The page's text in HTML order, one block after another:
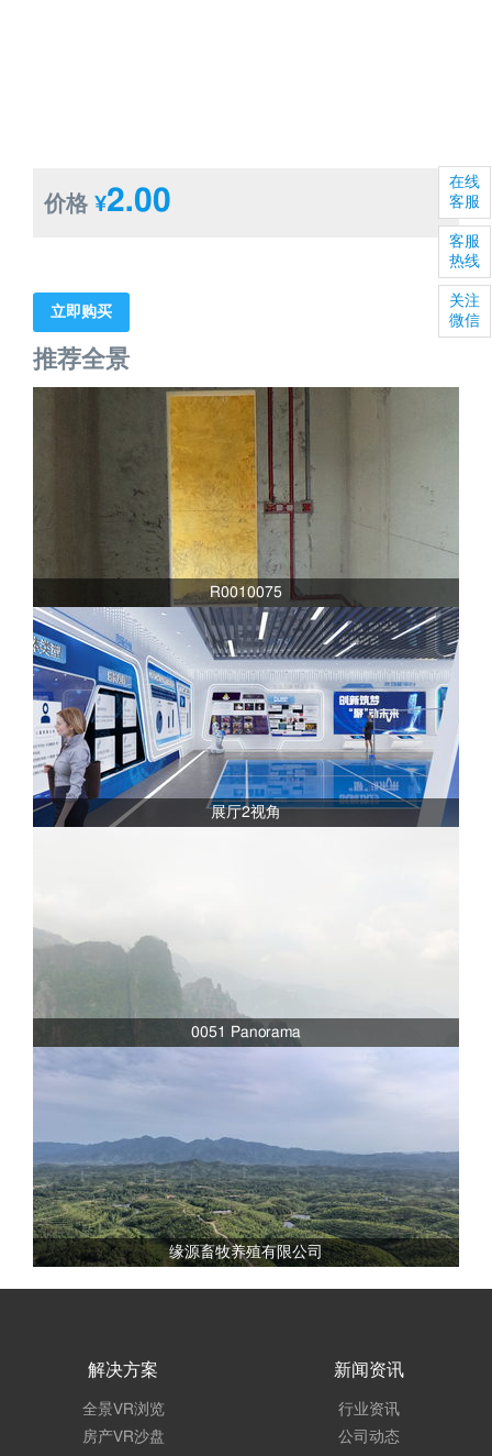
价格 ¥2.00
立即购买
推荐全景
R0010075
展厅2视角
0051 Panorama
缘源畜牧养殖有限公司
解决方案
全景VR浏览
房产VR沙盘
新闻资讯
行业资讯
公司动态
在线
客服
客服
热线
关注
微信